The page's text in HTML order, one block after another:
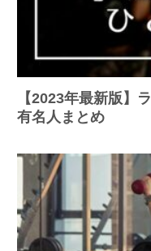
【2023年最新版】
有名人まとめ